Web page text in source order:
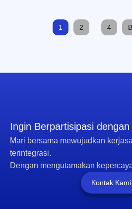
1 2 4
Ingin Berpartisipasi
Mari bersama mewujudkan
terintegrasi.
Dengan mengutamakan
Kontak Kami